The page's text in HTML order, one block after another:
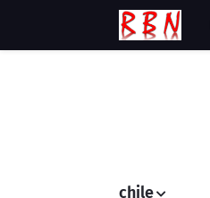
chile